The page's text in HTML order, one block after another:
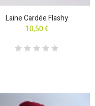
Laine Cardée Flashy
10,50 €